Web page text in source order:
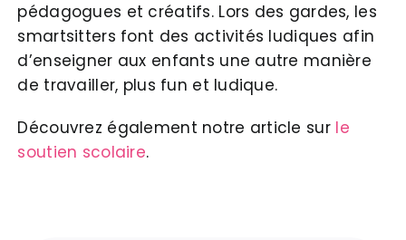
pédagogues et créatifs. Lors des gardes, les
smartsitters font des activités ludiques afin
d’enseigner aux enfants une autre manière
de travailler, plus fun et ludique.
Découvrez également notre article sur le
soutien scolaire.